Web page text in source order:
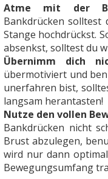
Atme mit der
Bankdrücken solltest
Stange hochdrückst.
absenkst, solltest du
Übernimm dich
übermotiviert und
unerfahren bist,
langsam herantasten!
Nutze den vollen
Bankdrücken nicht
Brust abzulegen,
wird nur dann
Bewegungsumfang